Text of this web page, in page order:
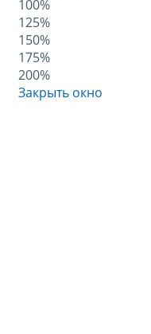
100%
125%
150%
175%
200%
Закрыть окно